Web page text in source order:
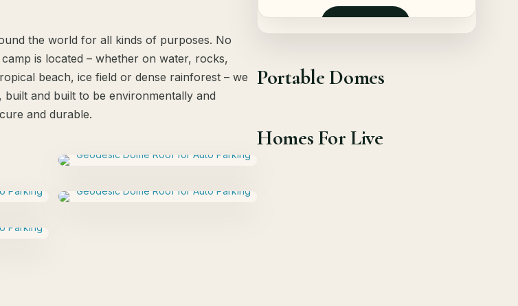
the world for all kinds of purposes. No
is located – whether on water, rocks,
beach, ice field or dense rainforest – we
built and built to be environmentally and
and durable.
Portable Domes
Homes For Live